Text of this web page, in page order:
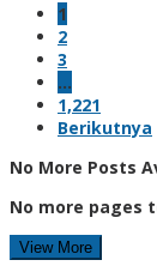
1
2
3
…
1,221
Berikutnya
No More Posts
No more pages
View More